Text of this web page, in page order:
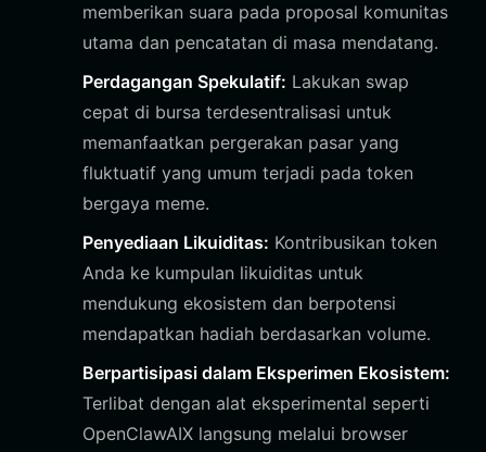
memberikan suara pada proposal komunitas
utama dan pencatatan di masa mendatang.
Perdagangan Spekulatif: Lakukan swap
cepat di bursa terdesentralisasi untuk
memanfaatkan pergerakan pasar yang
fluktuatif yang umum terjadi pada token
bergaya meme.
Penyediaan Likuiditas: Kontribusikan token
Anda ke kumpulan likuiditas untuk
mendukung ekosistem dan berpotensi
mendapatkan hadiah berdasarkan volume.
Berpartisipasi dalam Eksperimen Ekosistem:
Terlibat dengan alat eksperimental seperti
OpenClawAIX langsung melalui browser